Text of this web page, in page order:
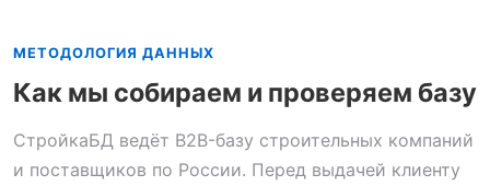
МЕТОДОЛОГИЯ ДАННЫХ
Как мы собираем и проверяем базу
СтройкаБД ведёт B2B-базу строительных компаний
и поставщиков по России. Перед выдачей клиенту